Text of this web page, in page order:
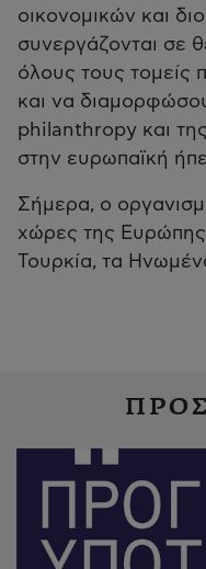
οικονομικών και
συνεργάζονται σε
όλους τους τομείς
και να
philanthropy και
στην ευρωπαϊκή
Σήμερα, ο
χώρες της
Τουρκία, τα